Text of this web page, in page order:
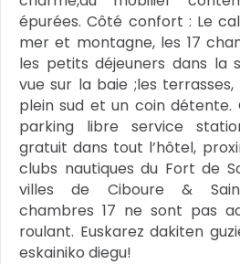
épurées. Côté confort : Le
mer et montagne, les 17
les petits déjeuners dans la
vue sur la baie ;les
plein sud et un coin
parking libre service
gratuit dans tout l’hôtel,
clubs nautiques du Fort de
villes de Ciboure &
chambres 17 ne sont pas
roulant. Euskarez dakiten
eskainiko diegu!